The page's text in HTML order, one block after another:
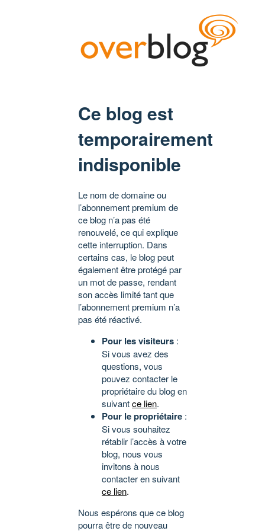
Ce blog est
temporairement
indisponible
Le nom de domaine ou
l’abonnement premium de
ce blog n’a pas été
renouvelé, ce qui explique
cette interruption. Dans
certains cas, le blog peut
également être protégé par
un mot de passe, rendant
son accès limité tant que
l’abonnement premium n’a
pas été réactivé.
Pour les visiteurs :
Si vous avez des
questions, vous
pouvez contacter le
propriétaire du blog en
suivantce lien.
Pour le propriétaire :
Si vous souhaitez
rétablir l’accès à votre
blog, nous vous
invitons à nous
contacter en suivant
ce lien.
Nous espérons que ce blog
pourra être de nouveau